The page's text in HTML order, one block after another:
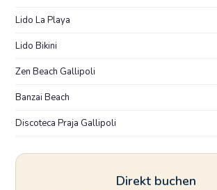
Lido La Playa
Lido Bikini
Zen Beach Gallipoli
Banzai Beach
Discoteca Praja Gallipoli
Direkt buchen